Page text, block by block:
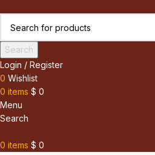
Search
Login / Register
0 Wishlist
0 items $ 0
Menu
Search
0 items $ 0